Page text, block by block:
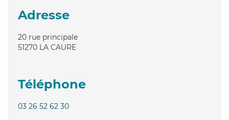
Adresse
20 rue principale
51270 LA CAURE
Téléphone
03 26 52 62 30